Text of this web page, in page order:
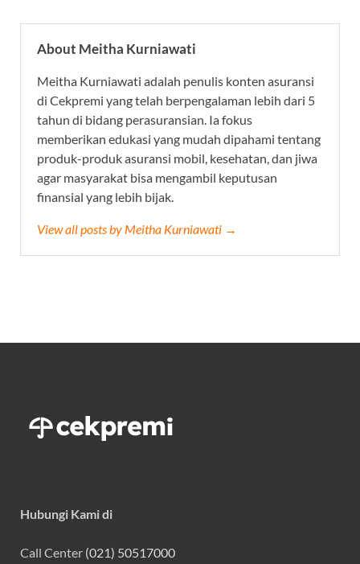
About Meitha Kurniawati
Meitha Kurniawati adalah penulis konten asuransi
di Cekpremi yang telah berpengalaman lebih dari 5
tahun di bidang perasuransian. Ia fokus
memberikan edukasi yang mudah dipahami tentang
produk-produk asuransi mobil, kesehatan, dan jiwa
agar masyarakat bisa mengambil keputusan
finansial yang lebih bijak.
View all posts by Meitha Kurniawati →
Hubungi Kami di
Call Center (021) 50517000